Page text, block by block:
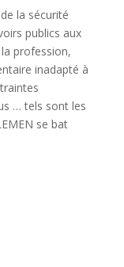
la sécurité
publics aux
profession,
inadapté à
… tels sont les
se bat